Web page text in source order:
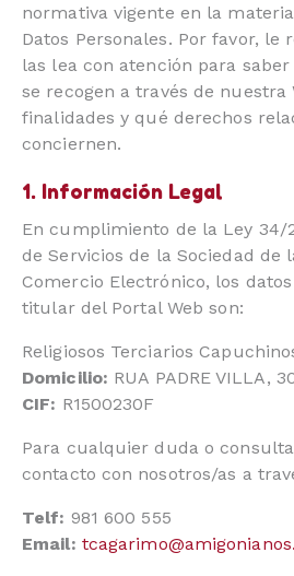
normativa vigente en la
Datos Personales. Por favor, le
las lea con atención para
se recogen a través de nuestra
finalidades y qué derechos
conciernen.
1. Información Legal
En cumplimiento de la Ley 34/
de Servicios de la Sociedad de
Comercio Electrónico, los
titular del Portal Web son:
Religiosos Terciarios
Domicilio: RUA PADRE VILLA,
CIF: R1500230F
Para cualquier duda o
contacto con nosotros/as a
Telf: 981 600 555
Email: